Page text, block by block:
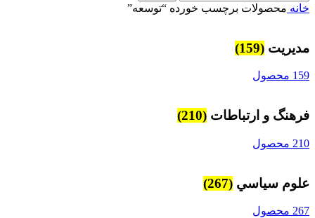
خانه محصولات برچسب خورده “توسعه”
مديريت (159)
159 محصول
فرهنگ و ارتباطات (210)
210 محصول
علوم سياسي (267)
267 محصول